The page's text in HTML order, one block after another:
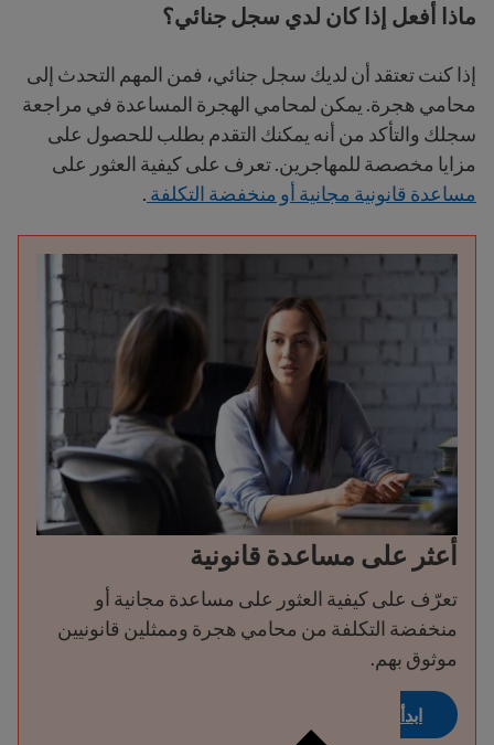
ماذا أفعل إذا كان لدي سجل جنائي؟
إذا كنت تعتقد أن لديك سجل جنائي، فمن المهم التحدث إلى
محامي هجرة. يمكن لمحامي الهجرة المساعدة في مراجعة
سجلك والتأكد من أنه يمكنك التقدم بطلب للحصول على
مزايا مخصصة للمهاجرين. تعرف على كيفية العثور على
مساعدة قانونية مجانية أو منخفضة التكلفة .
أعثر على مساعدة قانونية
تعرّف على كيفية العثور على مساعدة مجانية أو
منخفضة التكلفة من محامي هجرة وممثلين قانونيين
موثوق بهم.
ابدأ